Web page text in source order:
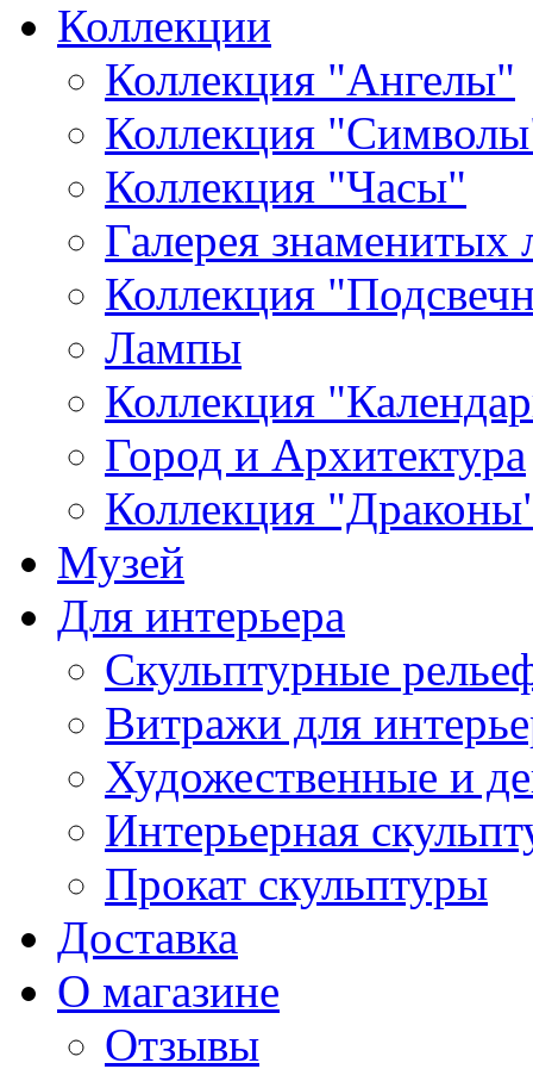
Коллекции
Коллекция "Ангелы"
Коллекция
Коллекция "Часы"
Галерея знаменитых
Коллекция
Лампы
Коллекция
Город и Архитектура
Коллекция
Музей
Для интерьера
Скульптурные
Витражи для
Художественные и
Интерьерная
Прокат скульптуры
Доставка
О магазине
Отзывы